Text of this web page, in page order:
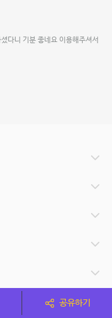
다니 기분 좋네요 이용해주셔서
공유하기